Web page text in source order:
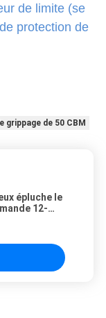
de limite (se
protection de
grippage de 50 CBM
épluche le
12-